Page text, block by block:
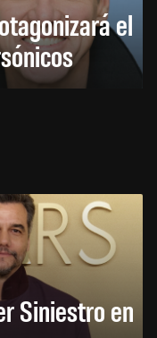
el
Siniestro en